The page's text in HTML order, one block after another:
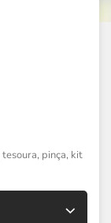
tesoura, pinça, kit